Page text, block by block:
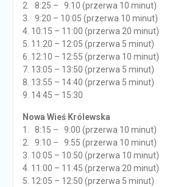
2. 8:25 – 9:10 (przerwa 10 minut)
3. 9:20 – 10:05 (przerwa 10 minut)
4. 10:15 – 11:00 (przerwa 20 minut)
5. 11:20 – 12:05 (przerwa 5 minut)
6. 12:10 – 12:55 (przerwa 10 minut)
7. 13:05 – 13:50 (przerwa 5 minut)
8. 13:55 – 14:40 (przerwa 5 minut)
9. 14:45 – 15:30
Nowa Wieś Królewska
1. 8:15 – 9:00 (przerwa 10 minut)
2. 9:10 – 9:55 (przerwa 10 minut)
3. 10:05 – 10:50 (przerwa 10 minut)
4. 11:00 – 11:45 (przerwa 20 minut)
5. 12:05 – 12:50 (przerwa 5 minut)